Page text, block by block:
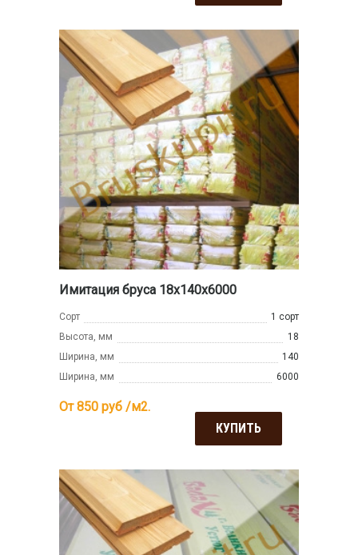
Имитация бруса 18x140x6000
Сорт
1 сорт
Высота, мм
18
Ширина, мм
140
Ширина, мм
6000
От 850 руб /м2.
КУПИТЬ